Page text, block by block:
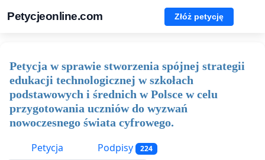
Petycjeonline.com Złóż petycję
Petycja w sprawie stworzenia spójnej strategii
edukacji technologicznej w szkołach
podstawowych i średnich w Polsce w celu
przygotowania uczniów do wyzwań
nowoczesnego świata cyfrowego.
Petycja
Podpisy 224